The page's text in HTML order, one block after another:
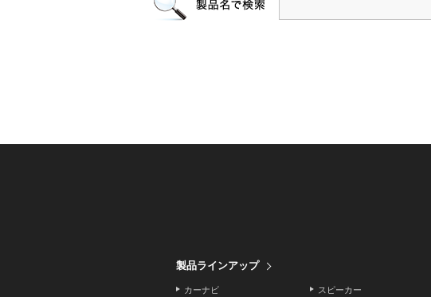
製品ラインアップ
カーナビ スピーカー